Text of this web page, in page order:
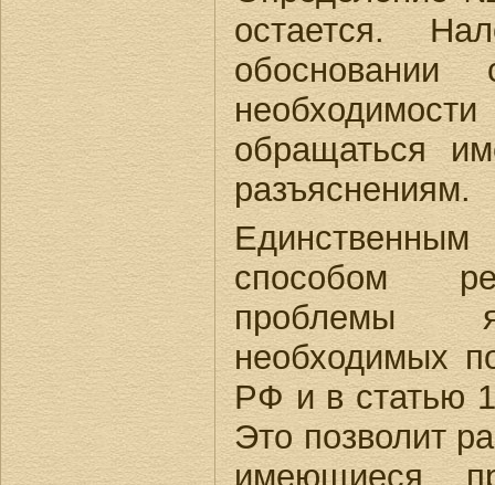
остается.
обращаться
разъяснениям.
способом
проблемы
необходимых
РФ и в статью
Это позволит
имеющиеся